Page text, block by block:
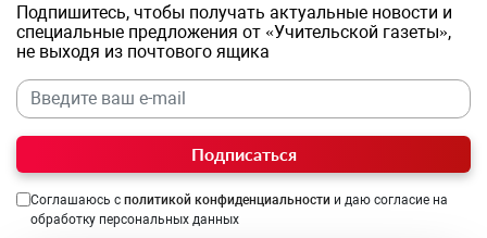
Подпишитесь, чтобы получать актуальные новости и
специальные предложения от «Учительской газеты»,
не выходя из почтового ящика
Подписаться
Соглашаюсь с политикой конфиденциальности и даю согласие на
обработку персональных данных